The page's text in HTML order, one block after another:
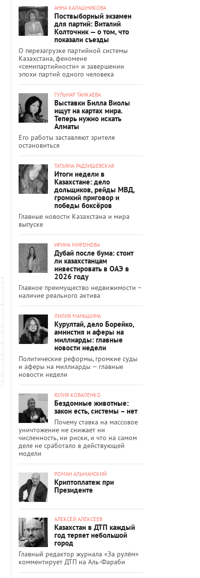
АННА КАЛАШНИКОВА
Поствыборный экзамен
для партий: Виталий
Колточник — о том, что
показали съезды
О перезагрузке партийной системы
Казахстана, феномене
«семипартийности» и завершении
эпохи партий одного человека
ГУЛЬНАР ТАНКАЕВА
Выставки Билла Виолы
ищут на картах мира.
Теперь нужно искать
Алматы
Его работы заставляют зрителя
остановиться
ТАТЬЯНА РАДЗИШЕВСКАЯ
Итоги недели в
Казахстане: дело
дольщиков, рейды МВД,
громкий приговор и
победы боксёров
Главные новости Казахстана и мира
выпуске
ИРИНА МИРОНОВА
Дубай после бума: стоит
ли казахстанцам
инвестировать в ОАЭ в
2026 году
Главное преимущество недвижимости –
наличие реального актива
ЛИЛИЯ МАНЬШИНА
Курултай, дело Борейко,
амнистия и аферы на
миллиарды: главные
новости недели
Политические реформы, громкие суды
и аферы на миллиарды — главные
новости недели
ЮЛИЯ КОВАЛЕНКО
Бездомные животные:
закон есть, системы – нет
Почему ставка на массовое
уничтожение не снижает ни
численность, ни риски, и что на самом
деле не сработало в действующей
модели
РОМАН АЛЬМАНСКИЙ
Криптоплатеж при
Президенте
АЛЕКСЕЙ АЛЕКСЕЕВ
Казахстан в ДТП каждый
год теряет небольшой
город
Главный редактор журнала «За рулём»
комментирует ДТП на Аль-Фараби